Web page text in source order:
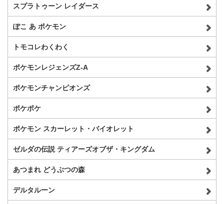
スプラトゥーン レイダース
ぽこ あ ポケモン
トモコレわくわく
ポケモンレジェンズZ-A
ポケモンチャンピオンズ
ポケポケ
ポケモン スカーレット・バイオレット
ゼルダの伝説 ティアーズオブザ・キングダム
あつまれ どうぶつの森
デルタルーン